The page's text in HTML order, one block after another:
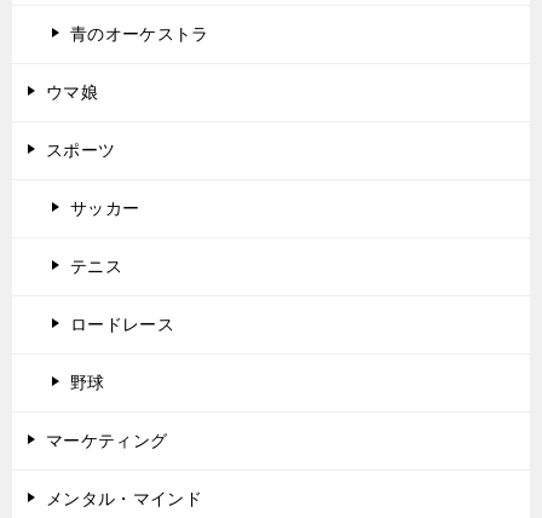
青のオーケストラ
ウマ娘
スポーツ
サッカー
テニス
ロードレース
野球
マーケティング
メンタル・マインド